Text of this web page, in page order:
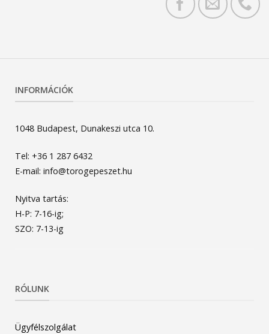
INFORMÁCIÓK
1048 Budapest, Dunakeszi utca 10.
Tel: +36 1 287 6432
E-mail: info@torogepeszet.hu
Nyitva tartás:
H-P: 7-16-ig;
SZO: 7-13-ig
RÓLUNK
Ügyfélszolgálat